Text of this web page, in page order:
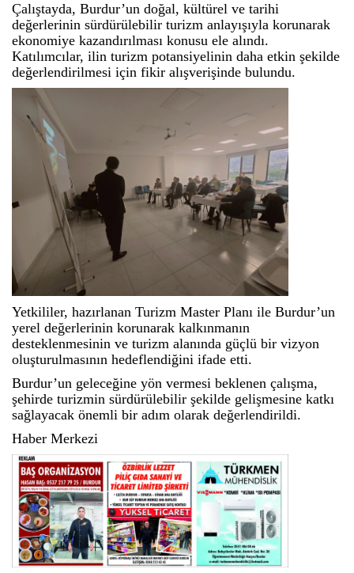
Çalıştayda, Burdur’un doğal, kültürel ve tarihi
değerlerinin sürdürülebilir turizm anlayışıyla korunarak
ekonomiye kazandırılması konusu ele alındı.
Katılımcılar, ilin turizm potansiyelinin daha etkin şekilde
değerlendirilmesi için fikir alışverişinde bulundu.
Yetkililer, hazırlanan Turizm Master Planı ile Burdur’un
yerel değerlerinin korunarak kalkınmanın
desteklenmesinin ve turizm alanında güçlü bir vizyon
oluşturulmasının hedeflendiğini ifade etti.
Burdur’un geleceğine yön vermesi beklenen çalışma,
şehirde turizmin sürdürülebilir şekilde gelişmesine katkı
sağlayacak önemli bir adım olarak değerlendirildi.
Haber Merkezi